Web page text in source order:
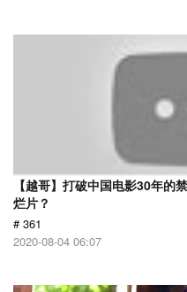
【越哥】打破中国电影30年的
烂片？
# 361
2020-08-04 06:07